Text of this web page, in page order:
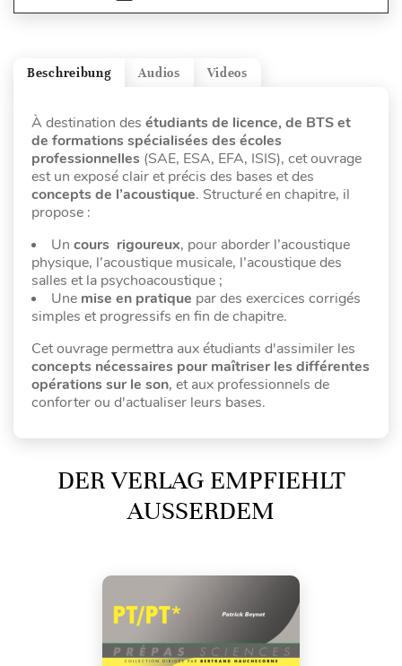
Videos
Audios
Beschreibung
À destination des étudiants de licence, de BTS et
de formations spécialisées des écoles
professionnelles (SAE, ESA, EFA, ISIS), cet ouvrage
est un exposé clair et précis des bases et des
concepts de l’acoustique. Structuré en chapitre, il
propose :
Un cours rigoureux, pour aborder l’acoustique
physique, l’acoustique musicale, l’acoustique des
salles et la psychoacoustique ;
Une mise en pratique par des exercices corrigés
simples et progressifs en fin de chapitre.
Cet ouvrage permettra aux étudiants d'assimiler les
concepts nécessaires pour maîtriser les différentes
opérations sur le son, et aux professionnels de
conforter ou d'actualiser leurs bases.
DER VERLAG EMPFIEHLT
AUSSERDEM